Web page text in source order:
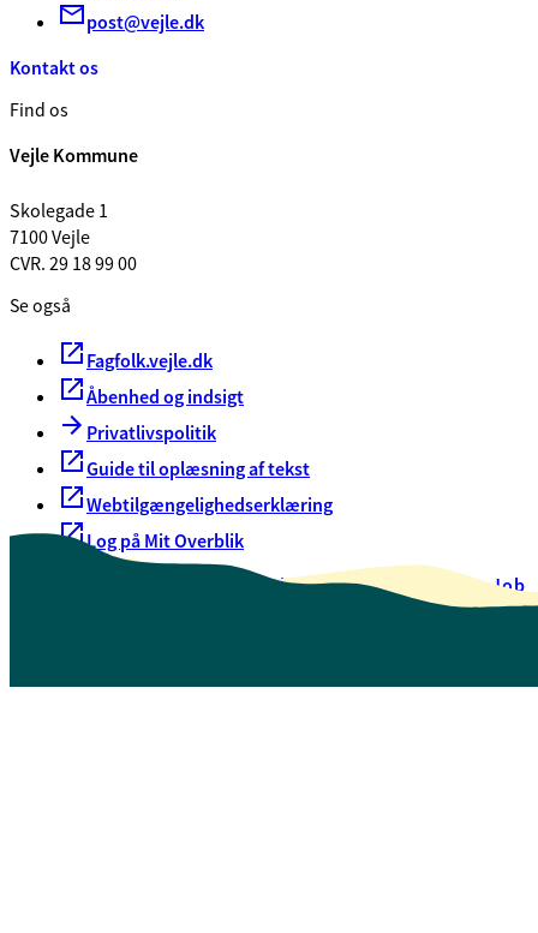
post@vejle.dk
Kontakt os
Find os
Vejle Kommune
Skolegade 1
7100 Vejle
CVR. 29 18 99 00
Se også
Fagfolk.vejle.dk
Åbenhed og indsigt
Privatlivspolitik
Guide til oplæsning af tekst
Webtilgængelighedserklæring
Log på Mit Overblik
Oversigt over selvbetjeningJob